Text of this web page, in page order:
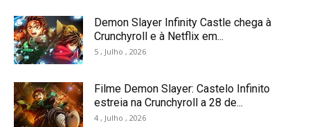
Demon Slayer Infinity Castle chega à
Crunchyroll e à Netflix em...
5 , Julho , 2026
Filme Demon Slayer: Castelo Infinito
estreia na Crunchyroll a 28 de...
4 , Julho , 2026